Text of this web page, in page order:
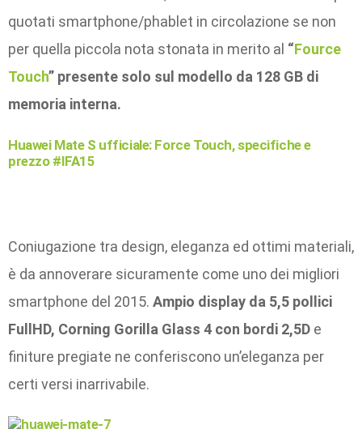
quotati smartphone/phablet in circolazione se non
per quella piccola nota stonata in merito al “Fource
Touch” presente solo sul modello da 128 GB di
memoria interna.
Huawei Mate S ufficiale: Force Touch, specifiche e
prezzo #IFA15
Coniugazione tra design, eleganza ed ottimi materiali,
è da annoverare sicuramente come uno dei migliori
smartphone del 2015. Ampio display da 5,5 pollici
FullHD, Corning Gorilla Glass 4 con bordi 2,5D e
finiture pregiate ne conferiscono un’eleganza per
certi versi inarrivabile.